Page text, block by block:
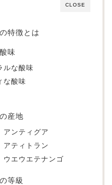
CLOSE
特徴とは
味
ルな酸味
な酸味
産地
ンティグア
ティトラン
エウエテナンゴ
等級